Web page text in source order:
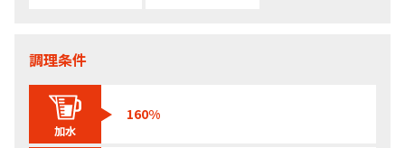
調理条件
加水
160%